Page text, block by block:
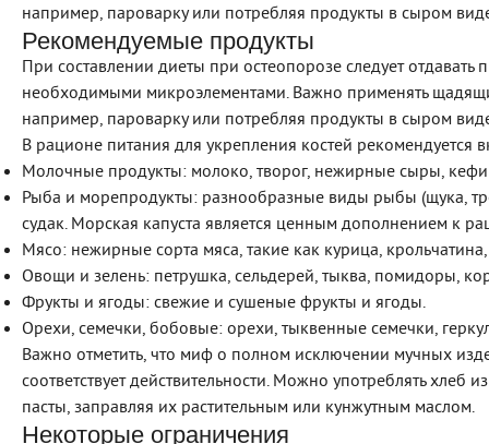
например, пароварку или потребляя продукты в сыром
Рекомендуемые продукты
При составлении диеты при остеопорозе следует отдавать
необходимыми микроэлементами. Важно применять
например, пароварку или потребляя продукты в сыром
В рационе питания для укрепления костей рекомендуется
Молочные продукты: молоко, творог, нежирные сыры,
Рыба и морепродукты: разнообразные виды рыбы (щука,
судак. Морская капуста является ценным дополнением к
Мясо: нежирные сорта мяса, такие как курица,
Овощи и зелень: петрушка, сельдерей, тыква, помидоры,
Фрукты и ягоды: свежие и сушеные фрукты и ягоды.
Орехи, семечки, бобовые: орехи, тыквенные семечки,
Важно отметить, что миф о полном исключении мучных
соответствует действительности. Можно употреблять
пасты, заправляя их растительным или кунжутным маслом.
Некоторые ограничения